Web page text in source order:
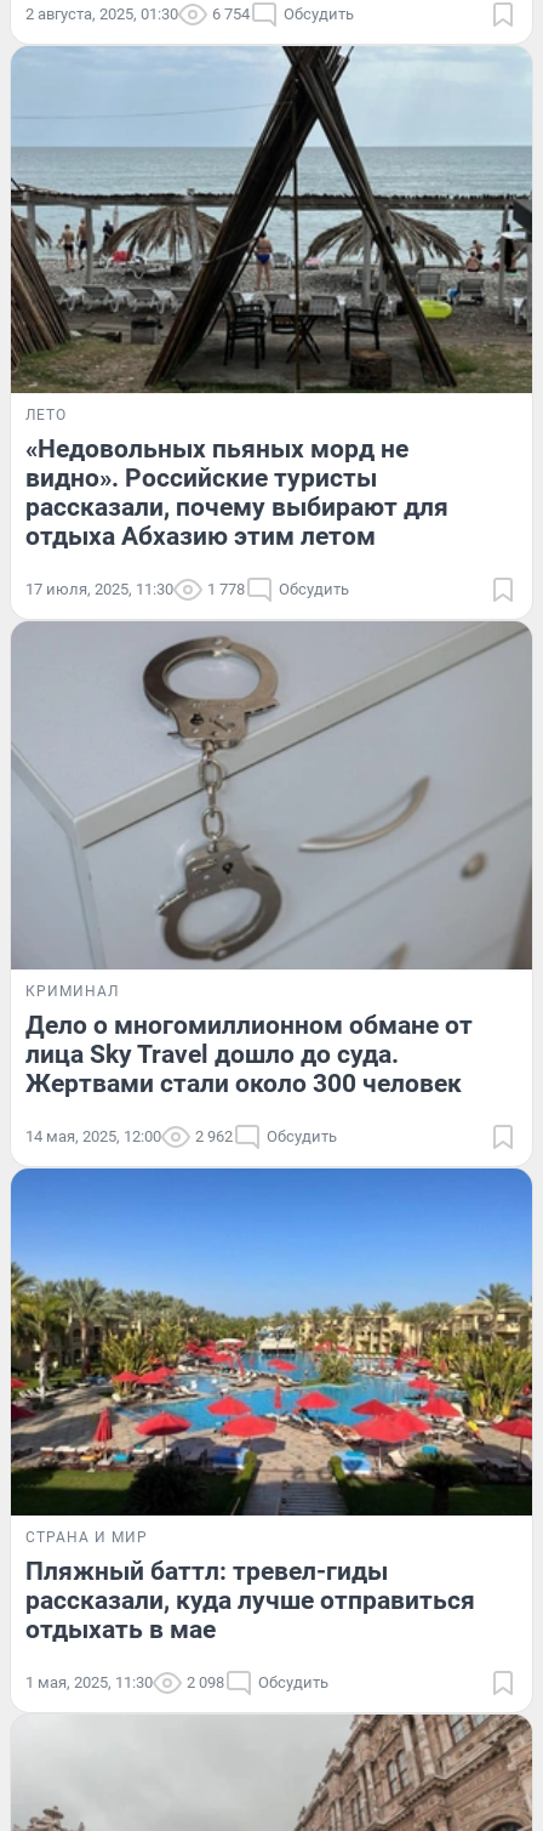
2 августа, 2025, 01:30 6 754 Обсудить
ЛЕТО
«Недовольных пьяных морд не
видно». Российские туристы
рассказали, почему выбирают для
отдыха Абхазию этим летом
17 июля, 2025, 11:30 1 778 Обсудить
КРИМИНАЛ
Дело о многомиллионном обмане от
лица Sky Travel дошло до суда.
Жертвами стали около 300 человек
14 мая, 2025, 12:00 2 962 Обсудить
СТРАНА И МИР
Пляжный баттл: тревел-гиды
рассказали, куда лучше отправиться
отдыхать в мае
1 мая, 2025, 11:30 2 098 Обсудить